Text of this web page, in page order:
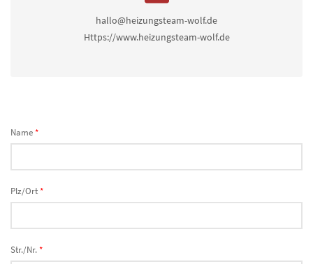
hallo@heizungsteam-wolf.de
Https://www.heizungsteam-wolf.de
Name*
Plz/Ort*
Str./Nr.*